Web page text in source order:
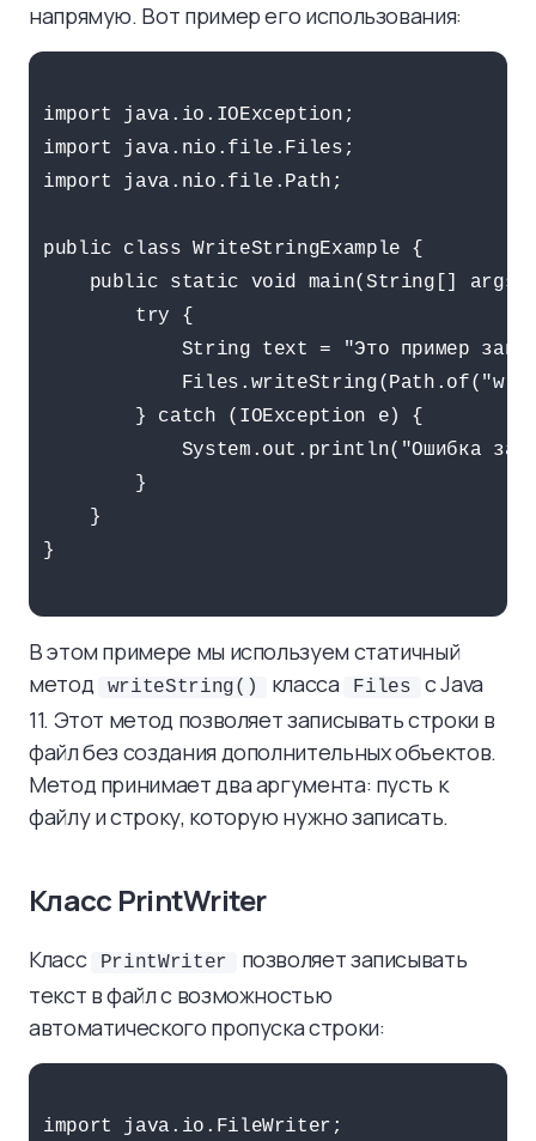
напрямую. Вот пример его использования:
import java.io.IOException;
import java.nio.file.Files;
import java.nio.file.Path;
public class WriteStringExample {
public static void main(String[] args)
        try {
String text = "Это пример
        } catch (IOException e) {
System.out.println("Ошибка
        }
    }
}
В этом примере мы используем статичный
метод
writeString() класса Files
с Java
11. Этот метод позволяет записывать строки в
файл без создания дополнительных объектов.
Метод принимает два аргумента: пусть к
файлу и строку, которую нужно записать.
Класс PrintWriter
Класс PrintWriter
позволяет записывать
текст в файл с возможностью
автоматического пропуска строки:
import java.io.FileWriter;